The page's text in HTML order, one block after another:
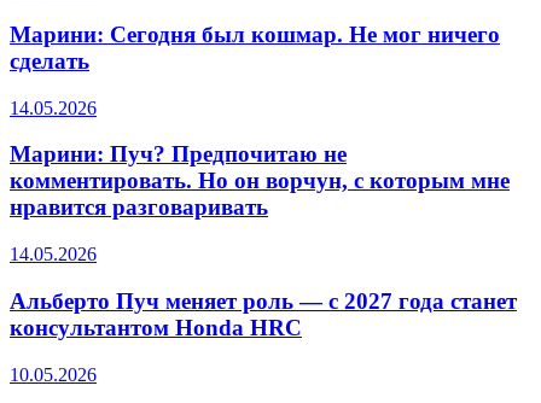
Марини: Сегодня был кошмар. Не мог ничего
сделать
14.05.2026
Марини: Пуч? Предпочитаю не
комментировать. Но он ворчун, с которым мне
нравится разговаривать
14.05.2026
Альберто Пуч меняет роль — с 2027 года станет
консультантом Honda HRC
10.05.2026